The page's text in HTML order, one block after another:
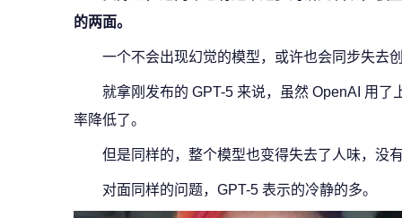
的两面。
一个不会出现幻觉的模型，或许也会同步失去
就拿刚发布的 GPT-5 来说，虽然 OpenAI 用
率降低了。
但是同样的，整个模型也变得失去了人味，没
对面同样的问题，GPT-5 表示的冷静的多。